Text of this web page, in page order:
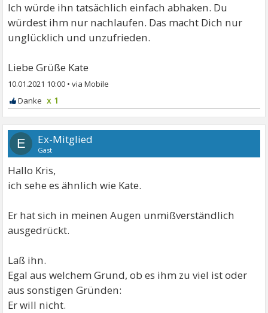
Ich würde ihn tatsächlich einfach abhaken. Du
würdest ihm nur nachlaufen. Das macht Dich nur
unglücklich und unzufrieden.
Liebe Grüße Kate
10.01.2021 10:00 •
x 1
E Ex-Mitglied
Gast
Hallo Kris,
ich sehe es ähnlich wie Kate.
Er hat sich in meinen Augen unmißverständlich
ausgedrückt.
Laß ihn.
Egal aus welchem Grund, ob es ihm zu viel ist oder
aus sonstigen Gründen:
Er will nicht.